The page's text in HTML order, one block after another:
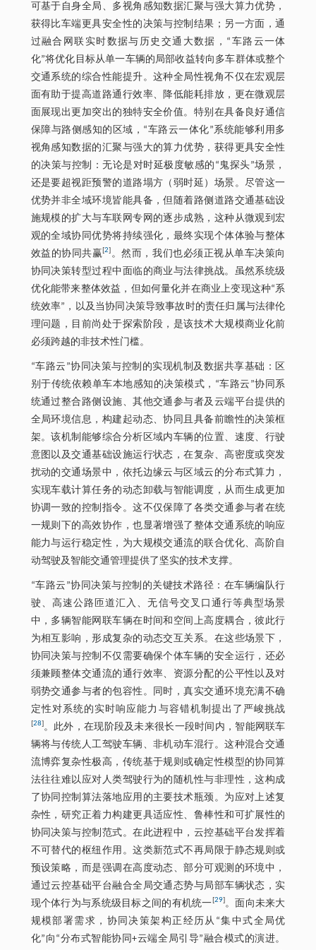
可基于自身全局、多视角感知数据汇聚与强大算力优势，
获得比车端更具安全性的决策与控制结果；另一方面，通
过融合网联实时数据与历史交通大数据，“车路云一体
化”将优化目标从单一车辆的局部收益转向多车群体或整个
交通系统的综合性能提升。这种全局性视角不仅在宏观层
面有助于提高道路通行效率、降低能耗排放，更在微观层
面展现出更加突出的独特安全价值。特别在具备良好通信
保障与路侧感知的区域，“车路云一体化”系统能够利用多
视角感知数据的汇聚与强大的算力优势，获得更具安全性
的决策与控制：无论是对时延极度敏感的“鬼探头”场景，
还是要超视距预警的道路塌方（弱时延）场景。尽管这一
优势并非全域环境皆能具备，但随着路侧道路交通基础设
施规模的扩大与车联网专网的逐步成熟，这种从微观到宏
观的全域协同优势将持续强化，最终实现个体体验与整体
效益的协同共赢 [2 。然而，我们也必须正视从单车决策向
协同决策转型过程中面临的商业与法律挑战。虽然系统级
优化能带来整体效益，但如何量化并在商业上变现这种“系
统效率”，以及当协同决策导致事故时的责任归属与法律伦
理问题，目前尚处于探索阶段，是该技术大规模商业化前
必须跨越的非技术性门槛。
“车路云”协同决策与控制的实现机制及数据共享基础：区
别于传统依赖单车本地感知的决策模式，“车路云”协同系
统通过整合路侧设施、其他交通参与者及云端平台提供的
全局环境信息，构建起动态、协同且具备前瞻性的决策框
架。该机制能够综合分析区域内车辆的位置、速度、行驶
意图以及交通基础设施运行状态，在复杂、高密度或突发
扰动的交通场景中，依托边缘云与区域云的分布式算力，
实现车载计算任务的动态卸载与智能调度，从而生成更加
协调一致的控制指令。这不仅保障了各类交通参与者在统
一规则下的高效协作，也显著增强了整体交通系统的响应
能力与运行稳定性，为大规模交通流的联合优化、高阶自
动驾驶及智能交通管理提供了坚实的技术支撑。
“车路云”协同决策与控制的关键技术路径：在车辆编队行
驶、高速公路匝道汇入、无信号交叉口通行等典型场景
中，多辆智能网联车辆在时间和空间上高度耦合，彼此行
为相互影响，形成复杂的动态交互关系。在这些场景下，
协同决策与控制不仅需要确保个体车辆的安全运行，还必
须兼顾整体交通流的通行效率、资源分配的公平性以及对
弱势交通参与者的包容性。同时，真实交通环境充满不确
定性对系统的实时响应能力与容错机制提出了严峻挑战
28 。此外，在现阶段及未来很长一段时间内，智能网联车
辆将与传统人工驾驶车辆、非机动车混行。这种混合交通
流博弈复杂性极高，传统基于规则或确定性模型的协同算
法往往难以应对人类驾驶行为的随机性与非理性，这构成
了协同控制算法落地应用的主要技术瓶颈。为应对上述复
杂性，研究正着力构建更具适应性、鲁棒性和可扩展性的
协同决策与控制范式。在此进程中，云控基础平台发挥着
不可替代的枢纽作用。这类新范式不再局限于静态规则或
预设策略，而是强调在高度动态、部分可观测的环境中，
通过云控基础平台融合全局交通态势与局部车辆状态，实
现个体行为与系统级目标之间的有机统一 29] 。面向未来大
规模部署需求，协同决策架构正经历从“集中式全局优
化”向“分布式智能协同+云端全局引导”融合模式的演进。